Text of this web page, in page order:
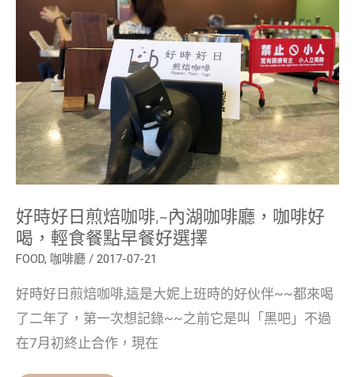
好時好日煎焙咖啡,~內湖咖啡廳，咖啡好
喝，輕食餐點早餐好選擇
FOOD, 咖啡廳 / 2017-07-21
好時好日煎焙咖啡,這是大妮上班時的好伙伴~~都來喝
了二年了，第一次想記錄~~之前它是叫「黑吧」不過
在7月初終止合作，現在
焙
咖
啡,~
內
湖
咖
啡
廳，
咖
啡
好
喝，
輕
點
早
餐
好
擇